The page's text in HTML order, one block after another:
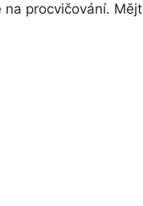
procvičování.